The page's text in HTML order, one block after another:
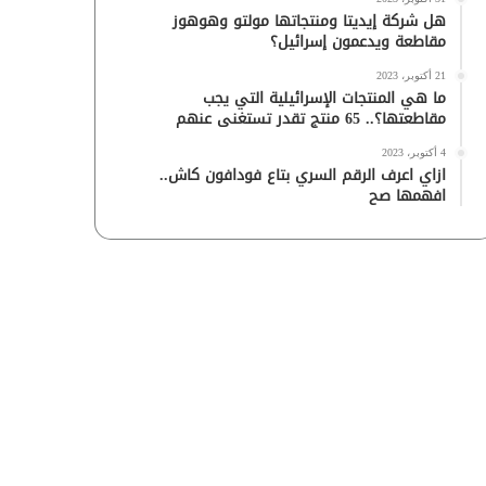
هل شركة إيديتا ومنتجاتها مولتو وهوهوز
مقاطعة ويدعمون إسرائيل؟
21 أكتوبر، 2023
ما هي المنتجات الإسرائيلية التي يجب
مقاطعتها؟.. 65 منتج تقدر تستغنى عنهم
4 أكتوبر، 2023
ازاي اعرف الرقم السري بتاع فودافون كاش..
افهمها صح